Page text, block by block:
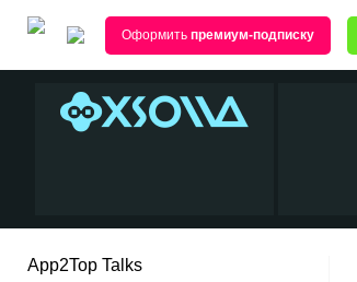
Оформить премиум-подписку
App2Top Talks